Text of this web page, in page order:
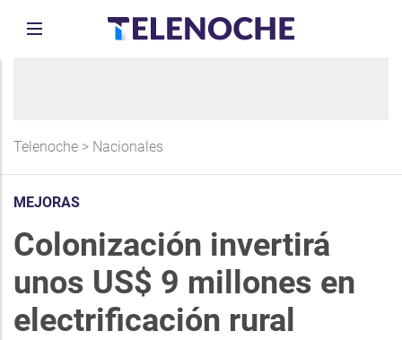
Telenoche > Nacionales
MEJORAS
Colonización invertirá
unos US$ 9 millones en
electrificación rural